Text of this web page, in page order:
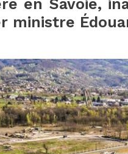
en Savoie,
ministre